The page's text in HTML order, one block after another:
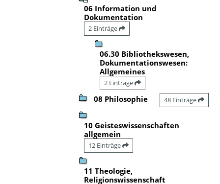
06 Information und
Dokumentation
2 Einträge
06.30 Bibliothekswesen,
Dokumentationswesen:
Allgemeines
2 Einträge
08 Philosophie 48 Einträge
10 Geisteswissenschaften
allgemein
12 Einträge
11 Theologie,
Religionswissenschaft